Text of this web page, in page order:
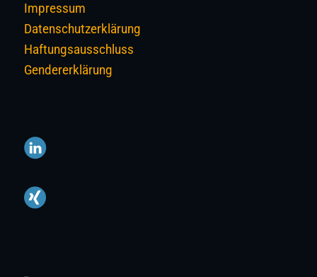
Impressum
Datenschutzerklärung
Haftungsausschluss
Gendererklärung